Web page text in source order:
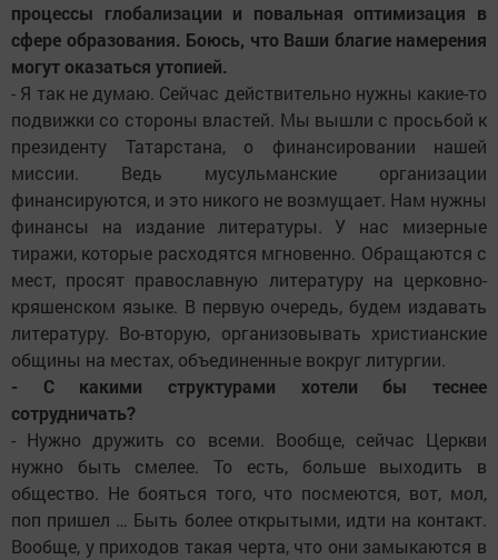
процессы глобализации и повальная оптимизация в
сфере образования. Боюсь, что Ваши благие намерения
могут оказаться утопией.
- Я так не думаю. Сейчас действительно нужны какие-то
подвижки со стороны властей. Мы вышли с просьбой к
президенту Татарстана, о финансировании нашей
миссии. Ведь мусульманские организации
финансируются, и это никого не возмущает. Нам нужны
финансы на издание литературы. У нас мизерные
тиражи, которые расходятся мгновенно. Обращаются с
мест, просят православную литературу на церковно-
кряшенском языке. В первую очередь, будем издавать
литературу. Во-вторую, организовывать христианские
общины на местах, объединенные вокруг литургии.
- С какими структурами хотели бы теснее
сотрудничать?
- Нужно дружить со всеми. Вообще, сейчас Церкви
нужно быть смелее. То есть, больше выходить в
общество. Не бояться того, что посмеются, вот, мол,
поп пришел … Быть более открытыми, идти на контакт.
Вообще, у приходов такая черта, что они замыкаются в